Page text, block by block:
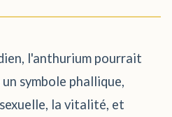
l'anthurium pourrait
symbole phallique,
la vitalité, et